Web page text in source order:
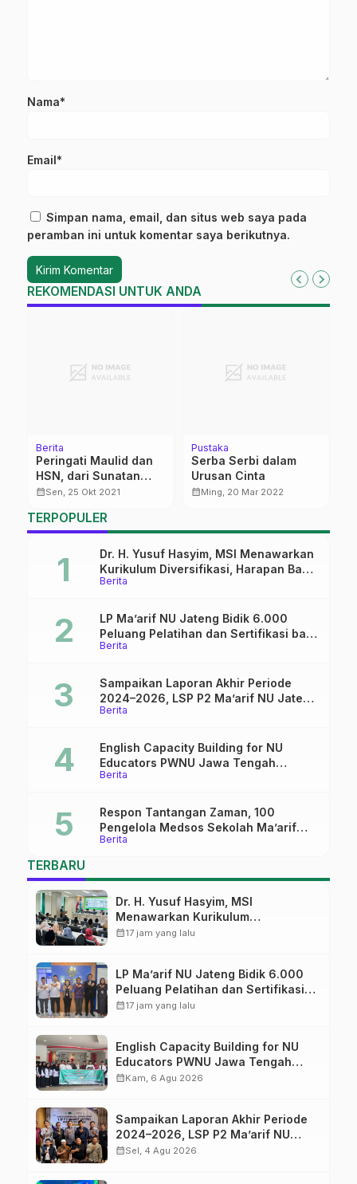
Nama*
Email*
Simpan nama, email, dan situs web saya pada
peramban ini untuk komentar saya berikutnya.
REKOMENDASI UNTUK ANDA
Berita
Peringati Maulid dan
HSN, dari Sunatan
Massal sampai Mobil
calendar_monthSen, 25 Okt 2021
Pustaka
Serba Serbi dalam
Urusan Cinta
calendar_monthMing, 20 Mar 2022
TERPOPULER
Berita
Dr. H. Yusuf Hasyim, MSI Menawarkan
Kurikulum Diversifikasi, Harapan Baru
dalam dunia pendidikan
Berita
LP Ma’arif NU Jateng Bidik 6.000
Peluang Pelatihan dan Sertifikasi bagi
Lulusan SMK
Berita
Sampaikan Laporan Akhir Periode
2024–2026, LSP P2 Ma’arif NU Jateng
Mantapkan Sinergi Link and Match
Berita
English Capacity Building for NU
Educators PWNU Jawa Tengah
Batch#4; Membuka Jalan Menuju
Berita
Respon Tantangan Zaman, 100
Pengelola Medsos Sekolah Ma’arif
Pekalongan Ikuti Pelatihan Literasi
TERBARU
Dr. H. Yusuf Hasyim, MSI
Menawarkan Kurikulum
Diversifikasi, Harapan Baru dalam
calendar_month17 jam yang lalu
LP Ma’arif NU Jateng Bidik 6.000
Peluang Pelatihan dan Sertifikasi
bagi Lulusan SMK
calendar_month17 jam yang lalu
English Capacity Building for NU
Educators PWNU Jawa Tengah
Batch#4; Membuka Jalan Menuju
calendar_monthKam, 6 Agu 2026
Sampaikan Laporan Akhir Periode
2024–2026, LSP P2 Ma’arif NU
Jateng Mantapkan Sinergi Link and
calendar_monthSel, 4 Agu 2026